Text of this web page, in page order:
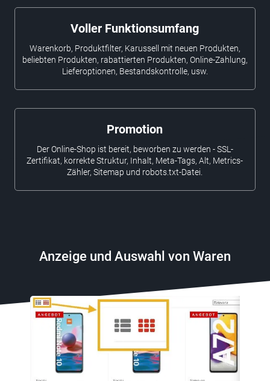
Voller Funktionsumfang
Warenkorb, Produktfilter, Karussell mit neuen Produkten,
beliebten Produkten, rabattierten Produkten, Online-Zahlung,
Lieferoptionen, Bestandskontrolle, usw.
Promotion
Der Online-Shop ist bereit, beworben zu werden - SSL-
Zertifikat, korrekte Struktur, Inhalt, Meta-Tags, Alt, Metrics-
Zähler, Sitemap und robots.txt-Datei.
Anzeige und Auswahl von Waren